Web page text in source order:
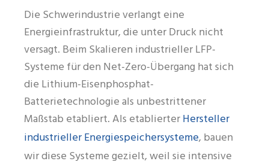
Die Schwerindustrie verlangt eine
Energieinfrastruktur, die unter Druck nicht
versagt. Beim Skalieren industrieller LFP-
Systeme für den Net-Zero-Übergang hat sich
die Lithium-Eisenphosphat-
Batterietechnologie als unbestrittener
Maßstab etabliert. Als etablierterHersteller
industrieller Energiespeichersysteme, bauen
wir diese Systeme gezielt, weil sie intensive